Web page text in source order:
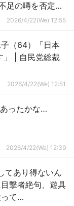
足の噂を否定
2026/4/22(We) 12:55
（64）「日本
裁
2026/4/22(We) 12:51
ったかな…
2026/4/22(We) 12:39
てあり得ないん
撃者絶句、遊具
って…